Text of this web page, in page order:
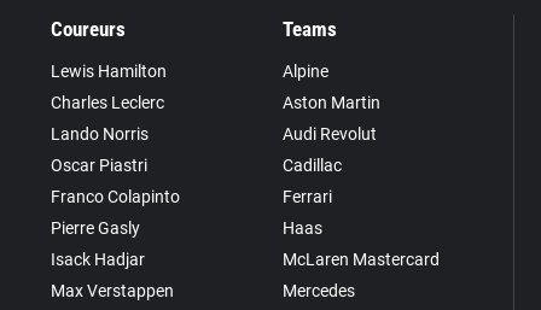
Coureurs
Lewis Hamilton
Charles Leclerc
Lando Norris
Oscar Piastri
Franco Colapinto
Pierre Gasly
Isack Hadjar
Max Verstappen
Teams
Alpine
Aston Martin
Audi Revolut
Cadillac
Ferrari
Haas
McLaren Mastercard
Mercedes